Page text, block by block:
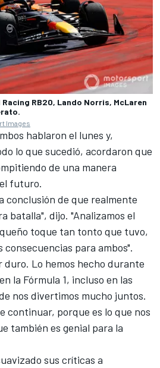
RB20, Lando Norris, McLaren
Images
hablaron el lunes y,
lo que sucedió, acordaron que
de una manera
futuro.
conclusión de que realmente
batalla", dijo. "Analizamos el
toque tan tonto que tuvo,
para ambos".
duro. Lo hemos hecho durante
la Fórmula 1, incluso en las
nos divertimos mucho juntos.
continuar, porque es lo que nos
también es genial para la
sus críticas a